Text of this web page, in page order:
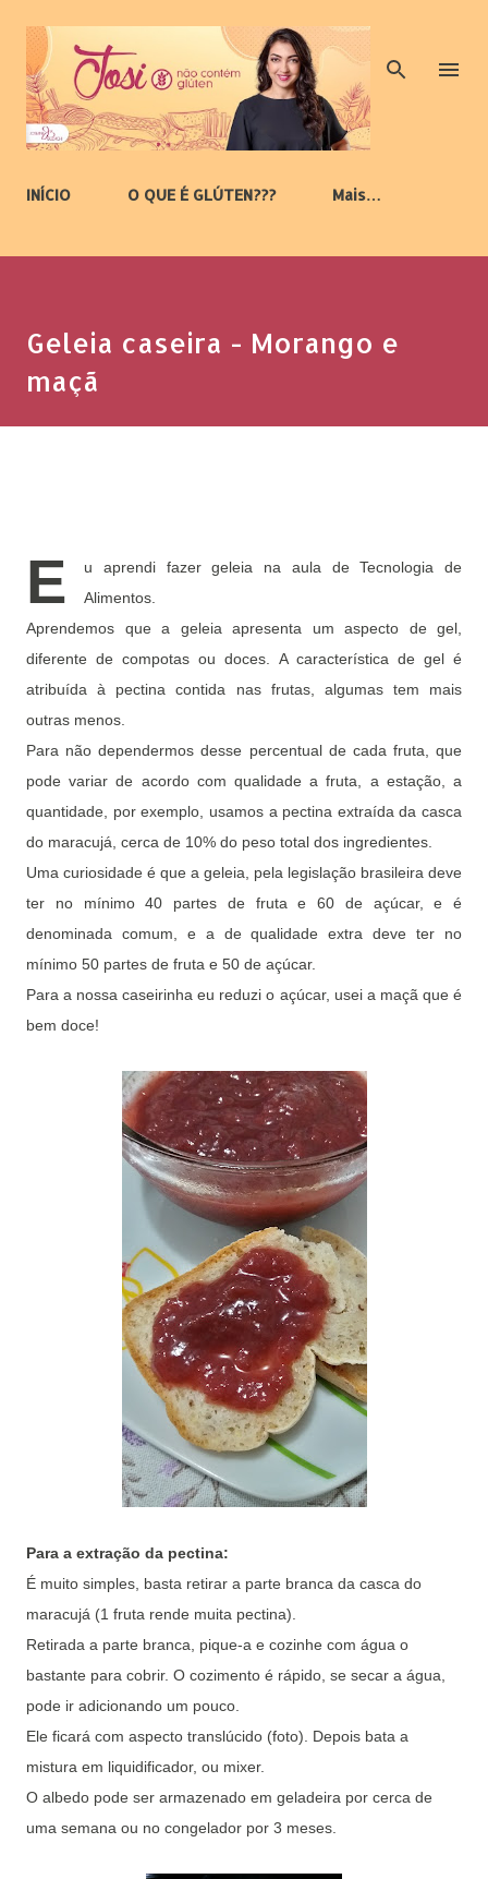
Pular para o conteúdo principal
INÍCIO O QUE É GLÚTEN??? Mais…
Geleia caseira - Morango e
maçã
E
u aprendi fazer geleia na aula de Tecnologia de
Alimentos.
Aprendemos que a geleia apresenta um aspecto de gel,
diferente de compotas ou doces. A característica de gel é
atribuída à pectina contida nas frutas, algumas tem mais
outras menos.
Para não dependermos desse percentual de cada fruta, que
pode variar de acordo com qualidade a fruta, a estação, a
quantidade, por exemplo, usamos a pectina extraída da casca
do maracujá, cerca de 10% do peso total dos ingredientes.
Uma curiosidade é que a geleia, pela legislação brasileira deve
ter no mínimo 40 partes de fruta e 60 de açúcar, e é
denominada comum, e a de qualidade extra deve ter no
mínimo 50 partes de fruta e 50 de açúcar.
Para a nossa caseirinha eu reduzi o açúcar, usei a maçã que é
bem doce!
Para a extração da pectina:
É muito simples, basta retirar a parte branca da casca do
maracujá (1 fruta rende muita pectina).
Retirada a parte branca, pique-a e cozinhe com água o
bastante para cobrir. O cozimento é rápido, se secar a água,
pode ir adicionando um pouco.
Ele ficará com aspecto translúcido (foto). Depois bata a
mistura em liquidificador, ou mixer.
O albedo pode ser armazenado em geladeira por cerca de
uma semana ou no congelador por 3 meses.